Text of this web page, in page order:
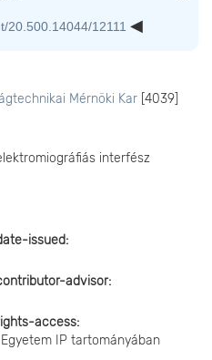
20.500.14044/12111
Mérnöki Kar [4039]
interfész
issued
advisor
access
IP tartományában